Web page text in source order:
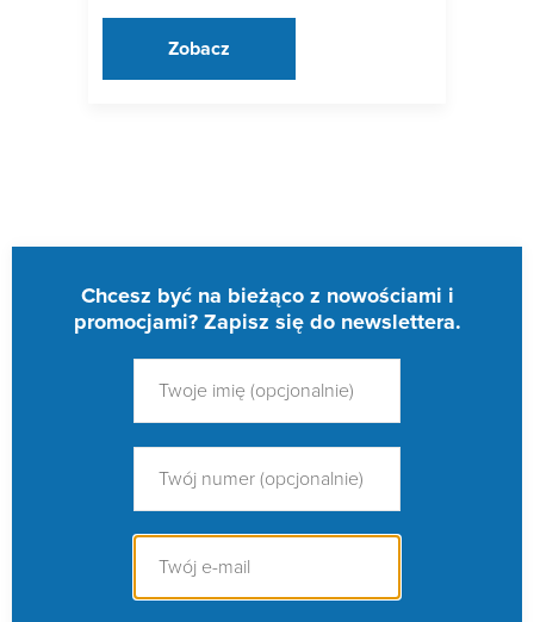
Zobacz
Chcesz być na bieżąco z nowościami i
promocjami? Zapisz się do newslettera.